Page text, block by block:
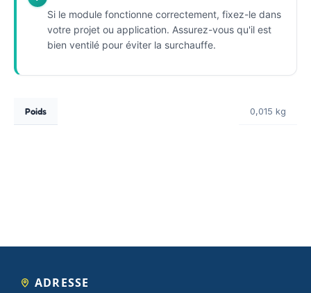
Si le module fonctionne correctement, fixez-le dans
votre projet ou application. Assurez-vous qu'il est
bien ventilé pour éviter la surchauffe.
Poids 0,015 kg
ADRESSE